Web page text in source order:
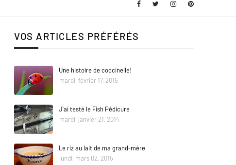
VOS ARTICLES PRÉFÉRÉS
Une histoire de coccinelle!
mardi, février 17, 2015
J'ai testé le Fish Pédicure
mardi, janvier 21, 2014
Le riz au lait de ma grand-mère
lundi, mars 02, 2015